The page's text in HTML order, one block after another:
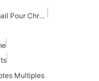
Meilleure Extension D'email Pour Chrome
Multiples